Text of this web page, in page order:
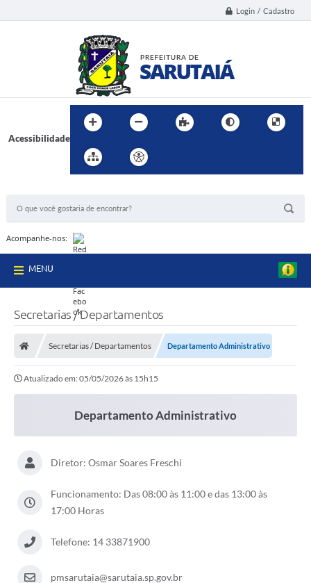
Login / Cadastro
Acessibilidade
Acompanhe-nos:
MENU
Secretarias / Departamentos
Secretarias / Departamentos Departamento Administrativo
Atualizado em: 05/05/2026 às 15h15
Departamento Administrativo
Diretor: Osmar Soares Freschi
Funcionamento: Das 08:00 às 11:00 e das 13:00 às
17:00 Horas
Telefone: 14 33871900
pmsarutaia@sarutaia.sp.gov.br